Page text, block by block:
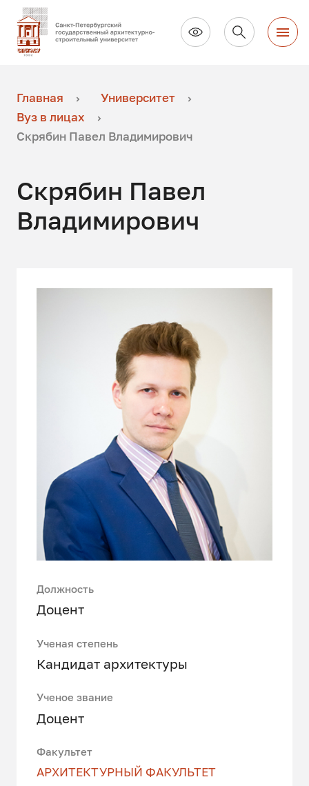
Главная
Университет
Вуз в лицах
Скрябин Павел Владимирович
Скрябин Павел
Владимирович
Должность
Доцент
Ученая степень
Кандидат архитектуры
Ученое звание
Доцент
Факультет
АРХИТЕКТУРНЫЙ ФАКУЛЬТЕТ